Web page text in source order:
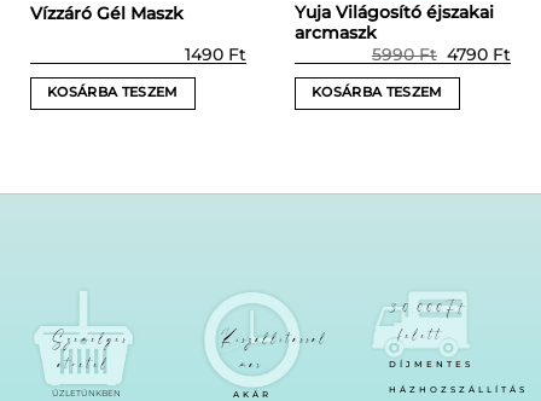
Vízzáró Gél Maszk
1490 Ft
KOSÁRBA TESZEM
Yuja Világosító éjszakai
arcmaszk
5990Ft Prețul
inițial
a
5990 Ft.
4790 Ft
KOSÁRBA TESZEM
Személyes
átvétel
ÜZLETÜNKBEN
Kiszállítással
már
AKÁR
30.000Ft
felett
DÍJMENTES
HÁZHOZSZÁLLÍTÁS